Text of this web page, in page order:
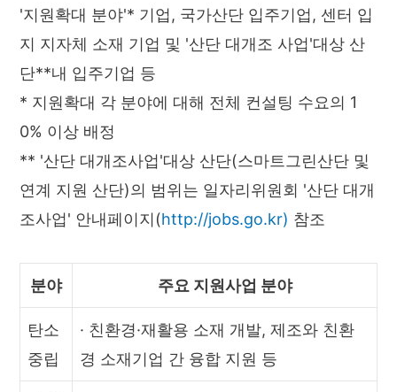
'지원확대 분야'* 기업, 국가산단 입주기업, 센터 입
지 지자체 소재 기업 및 '산단 대개조 사업'대상 산
단**내 입주기업 등
* 지원확대 각 분야에 대해 전체 컨설팅 수요의 1
0% 이상 배정
** '산단 대개조사업'대상 산단(스마트그린산단 및
연계 지원 산단)의 범위는 일자리위원회 '산단 대개
조사업' 안내페이지(http://jobs.go.kr) 참조
분야 주요 지원사업 분야
탄소
중립
· 친환경·재활용 소재 개발, 제조와 친환
경 소재기업 간 융합 지원 등